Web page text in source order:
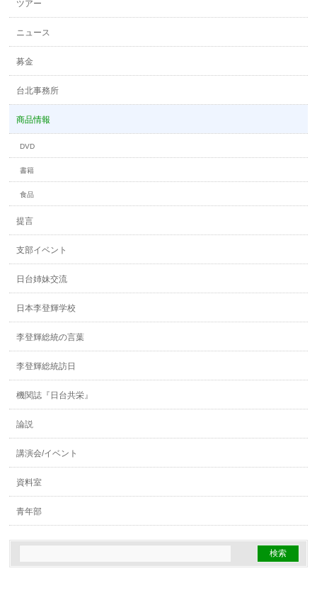
ツアー
ニュース
募金
台北事務所
商品情報
DVD
書籍
食品
提言
支部イベント
日台姉妹交流
日本李登輝学校
李登輝総統の言葉
李登輝総統訪日
機関誌『日台共栄』
論説
講演会/イベント
資料室
青年部